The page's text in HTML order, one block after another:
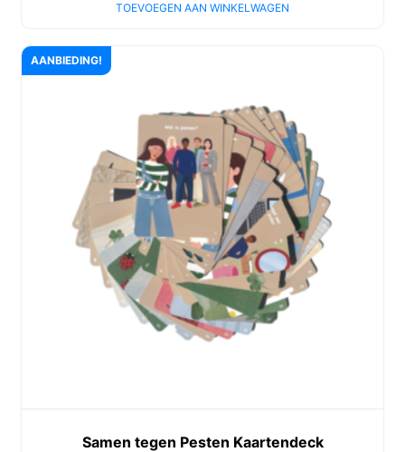
TOEVOEGEN AAN WINKELWAGEN
AANBIEDING!
Samen tegen Pesten Kaartendeck